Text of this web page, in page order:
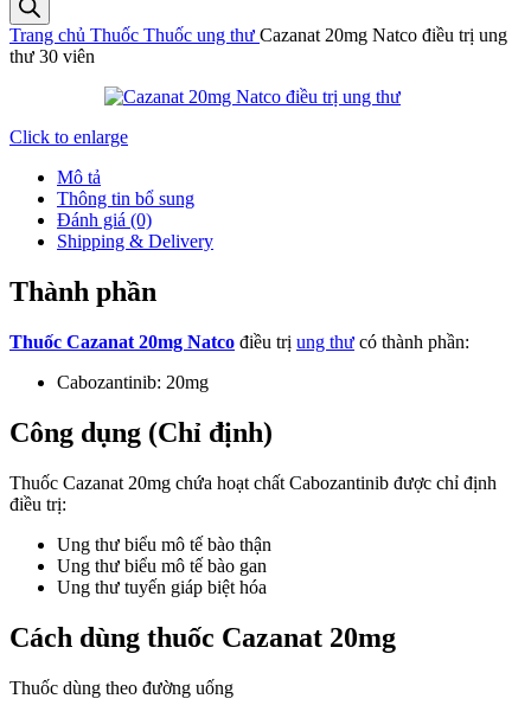
Trang chủ Thuốc Thuốc ung thư Cazanat 20mg Natco điều trị ung
thư 30 viên
Click to enlarge
Mô tả
Thông tin bổ sung
Đánh giá (0)
Shipping & Delivery
Thành phần
Thuốc Cazanat 20mg Natco điều trị ung thư có thành phần:
Cabozantinib: 20mg
Công dụng (Chỉ định)
Thuốc Cazanat 20mg chứa hoạt chất Cabozantinib được chỉ định
điều trị:
Ung thư biểu mô tế bào thận
Ung thư biểu mô tế bào gan
Ung thư tuyến giáp biệt hóa
Cách dùng thuốc Cazanat 20mg
Thuốc dùng theo đường uống